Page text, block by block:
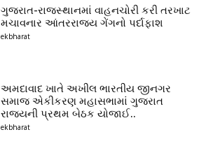
ગુજરાત-રાજસ્થાનમાં વાહનચોરી કરી તરખાટ
મચાવનાર આંતરરાજ્ય ગેંગનો પર્દાફાશ
ekbharat
અમદાવાદ ખાતે અખીલ ભારતીય જીનગર
સમાજ એકીકરણ મહાસભામાં ગુજરાત
રાજ્યની પ્રથમ બેઠક યોજાઈ..
ekbharat